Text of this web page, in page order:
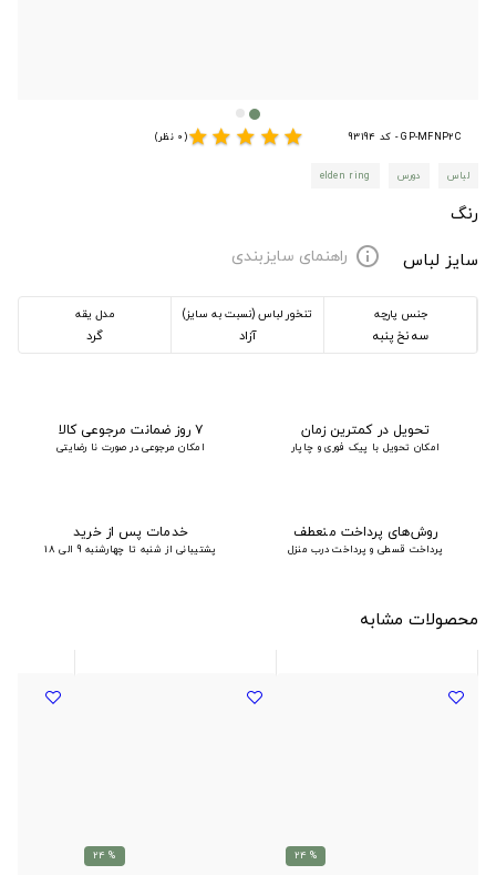
GP-MFNP2C - کد 93194 star
star
star
star
star(0 نظر)
لباس دورس elden ring
رنگ
سایز لباس
info راهنمای سایزبندی
جنس پارچه
سه نخ پنبه
تنخور لباس (نسبت به سایز)
آزاد
مدل یقه
گرد
تحویل در کمترین زمان
امکان تحویل با پیک فوری و چاپار
۷ روز ضمانت مرجوعی کالا
امکان مرجوعی در صورت نا رضایتی
روش‌های پرداخت منعطف
پرداخت قسطی و پرداخت درب منزل
خدمات پس از خرید
پشتیبانی از شنبه تا چهارشنبه 9 الی 18
محصولات مشابه
% 24
% 24